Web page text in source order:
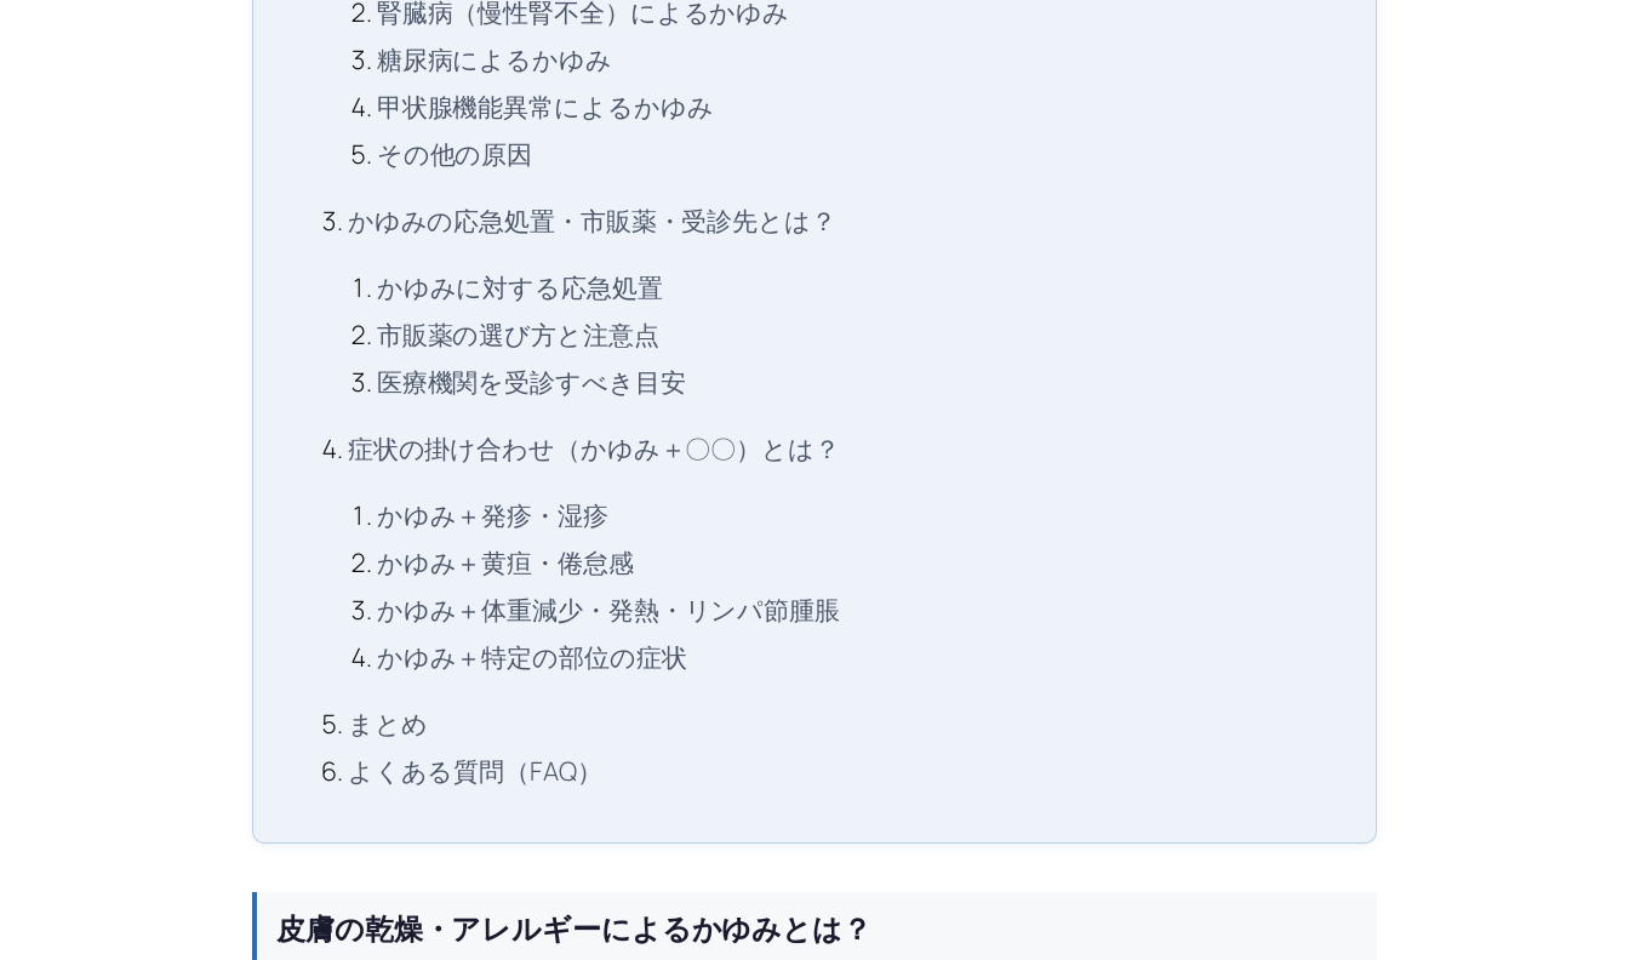
腎臓病（慢性腎不全）によるかゆみ
糖尿病によるかゆみ
甲状腺機能異常によるかゆみ
その他の原因
かゆみの応急処置・市販薬・受診先とは？
かゆみに対する応急処置
市販薬の選び方と注意点
医療機関を受診すべき目安
症状の掛け合わせ（かゆみ＋〇〇）とは？
かゆみ＋発疹・湿疹
かゆみ＋黄疸・倦怠感
かゆみ＋体重減少・発熱・リンパ節腫脹
かゆみ＋特定の部位の症状
まとめ
よくある質問（FAQ）
皮膚の乾燥・アレルギーによるかゆみとは？